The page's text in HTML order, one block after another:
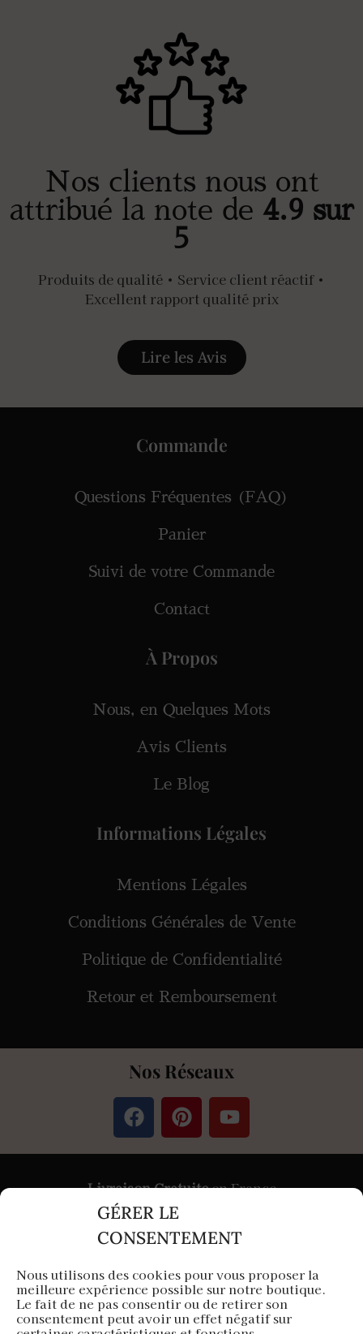
GÉRER LE
CONSENTEMENT
Nous utilisons des cookies pour vous proposer la
meilleure expérience possible sur notre boutique.
Le fait de ne pas consentir ou de retirer son
consentement peut avoir un effet négatif sur
Nos clients nous ont
attribué la note de 4.9 sur
5
Produits de qualité • Service client réactif •
Excellent rapport qualité prix
Lire les Avis
Commande
Questions Fréquentes (FAQ)
Panier
Suivi de votre Commande
Contact
À Propos
Nous, en Quelques Mots
Avis Clients
Le Blog
Informations Légales
Mentions Légales
Conditions Générales de Vente
Politique de Confidentialité
Retour et Remboursement
Nos Réseaux
Livraison Gratuiteen France
PaiementSécurisépar Stripe &
Aura Capillaire est une entreprise française
Siège en Île-de-France